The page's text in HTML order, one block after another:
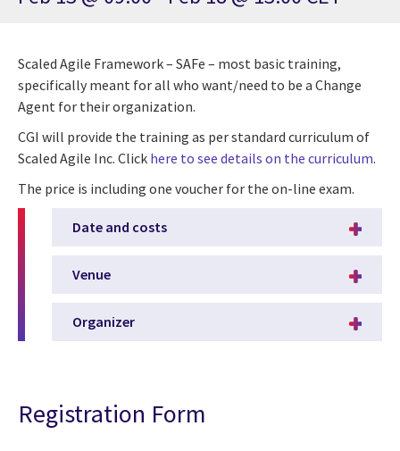
Scaled Agile Framework – SAFe – most basic training,
specifically meant for all who want/need to be a Change
Agent for their organization.
CGI will provide the training as per standard curriculum of
Scaled Agile Inc. Click here to see details on the curriculum.
The price is including one voucher for the on-line exam.
Date and costs
Venue
Organizer
Registration Form